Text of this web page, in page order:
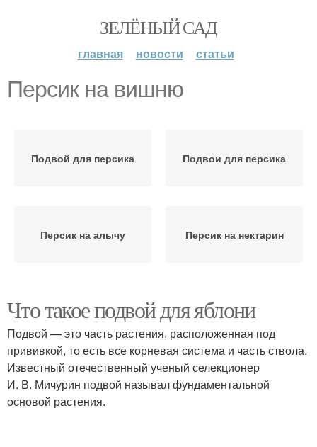
ЗЕЛЁНЫЙ САД
главная новости статьи
Персик на вишню
Подвой для персика Подвои для персика
Персик на алычу Персик на нектарин
Что такое подвой для яблони
Подвой — это часть растения, расположенная под
прививкой, то есть все корневая система и часть ствола.
Известный отечественный ученый селекционер
И. В. Мичурин подвой называл фундаментальной
основой растения.